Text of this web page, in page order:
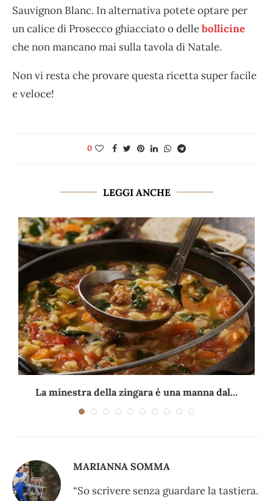
Sauvignon Blanc. In alternativa potete optare per
un calice di Prosecco ghiacciato o dellebollicine
che non mancano mai sulla tavola di Natale.
Non vi resta che provare questa ricetta super facile
e veloce!
0
LEGGI ANCHE
La minestra della zingara è una manna dal...
MARIANNA SOMMA
“So scrivere senza guardare la tastiera.